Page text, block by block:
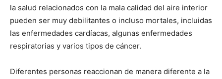
la salud relacionados con la mala calidad del aire interior
pueden ser muy debilitantes o incluso mortales, incluidas
las enfermedades cardíacas, algunas enfermedades
respiratorias y varios tipos de cáncer.
Diferentes personas reaccionan de manera diferente a la